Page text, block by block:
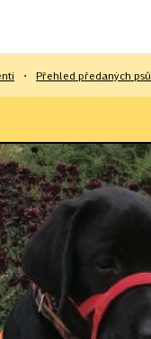
Podpořit
• Přehled předaných psů